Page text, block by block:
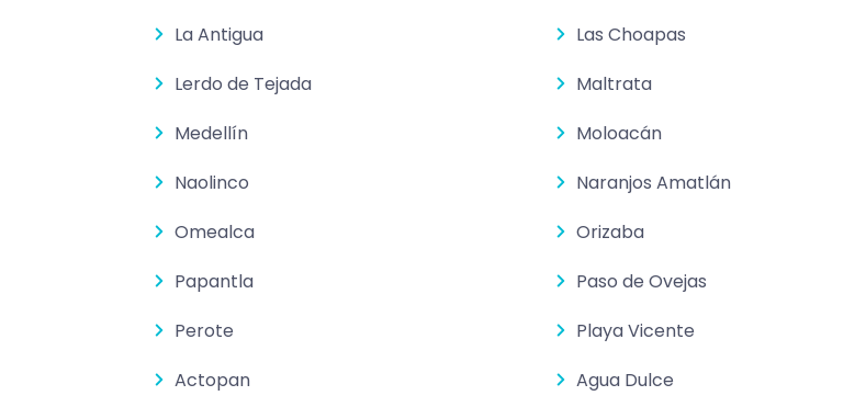
La Antigua
Las Choapas
Lerdo de Tejada
Maltrata
Medellín
Moloacán
Naolinco
Naranjos Amatlán
Omealca
Orizaba
Papantla
Paso de Ovejas
Perote
Playa Vicente
Actopan
Agua Dulce